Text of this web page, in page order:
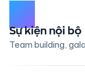
03
Sự kiện nội bộ
Team building,